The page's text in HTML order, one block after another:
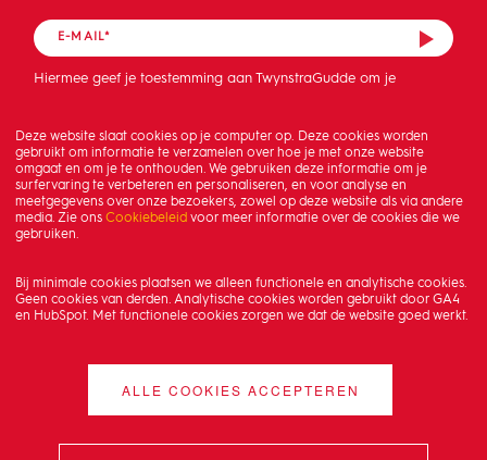
Deze website slaat cookies op je computer op. Deze cookies worden
gebruikt om informatie te verzamelen over hoe je met onze website
omgaat en om je te onthouden. We gebruiken deze informatie om je
surfervaring te verbeteren en personaliseren, en voor analyse en
meetgegevens over onze bezoekers, zowel op deze website als via andere
media. Zie ons Cookiebeleid voor meer informatie over de cookies die we
gebruiken.
Bij minimale cookies plaatsen we alleen functionele en analytische cookies.
Geen cookies van derden. Analytische cookies worden gebruikt door GA4
en HubSpot. Met functionele cookies zorgen we dat de website goed werkt.
ALLE COOKIES ACCEPTEREN
Hiermee geef je toestemming aan TwynstraGudde om je